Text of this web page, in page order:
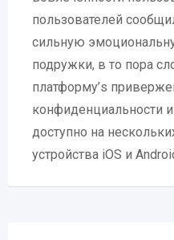
пользователей
сильную
подружки, в то пора
платформу’s
конфиденциальности
доступно на
устройства iOS и